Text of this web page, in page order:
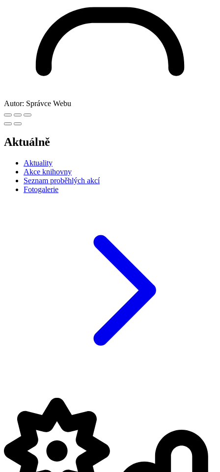
Autor: Správce Webu
Aktuálně
Aktuality
Akce knihovny
Seznam proběhlých akcí
Fotogalerie